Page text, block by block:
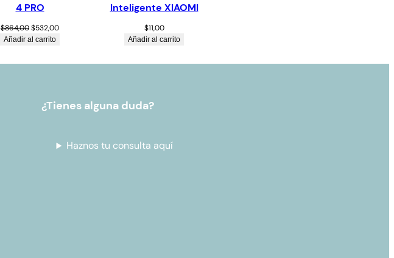
4 PRO
$864,00$532,00
Añadir al carrito
Inteligente XIAOMI
$11,00
Añadir al carrito
¿Tienes alguna duda?
Haznos tu consulta aquí